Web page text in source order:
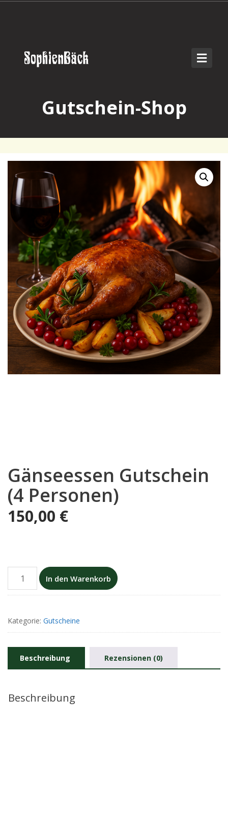
Gutschein-Shop
Gänseessen Gutschein
(4 Personen)
150,00 €
In den Warenkorb
Kategorie: Gutscheine
Beschreibung Rezensionen (0)
Beschreibung